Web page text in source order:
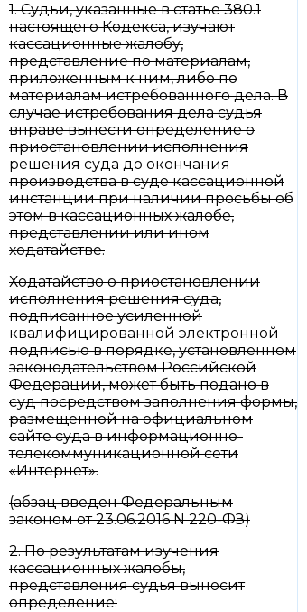
1. Судьи, указанные в статье 380.1
настоящего Кодекса, изучают
кассационные жалобу,
представление по материалам,
приложенным к ним, либо по
материалам истребованного дела. В
случае истребования дела судья
вправе вынести определение о
приостановлении исполнения
решения суда до окончания
производства в суде кассационной
инстанции при наличии просьбы об
этом в кассационных жалобе,
представлении или ином
ходатайстве.
Ходатайство о приостановлении
исполнения решения суда,
подписанное усиленной
квалифицированной электронной
подписью в порядке, установленном
законодательством Российской
Федерации, может быть подано в
суд посредством заполнения формы,
размещенной на официальном
сайте суда в информационно-
телекоммуникационной сети
«Интернет».
(абзац введен Федеральным
законом от 23.06.2016 N 220-ФЗ)
2. По результатам изучения
кассационных жалобы,
представления судья выносит
определение: